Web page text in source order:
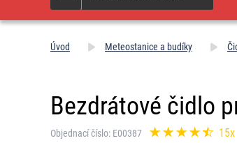
Úvod Meteostanice a budíky
Bezdrátové čidlo
Objednací číslo: E00387 15x